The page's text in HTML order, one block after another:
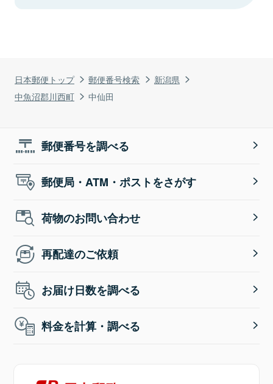
日本郵便トップ 郵便番号検索
新潟県
中魚沼郡川西町
中仙田
郵便番号を調べる
郵便局・ATM・ポストをさがす
荷物のお問い合わせ
再配達のご依頼
お届け日数を調べる
料金を計算・調べる